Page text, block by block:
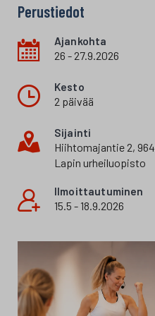
Perustiedot
Ajankohta
26 - 27.9.2026
Kesto
2 päivää
Sijainti
Hiihtomajantie 2,
Lapin urheiluopisto
Ilmoittautuminen
15.5 - 18.9.2026